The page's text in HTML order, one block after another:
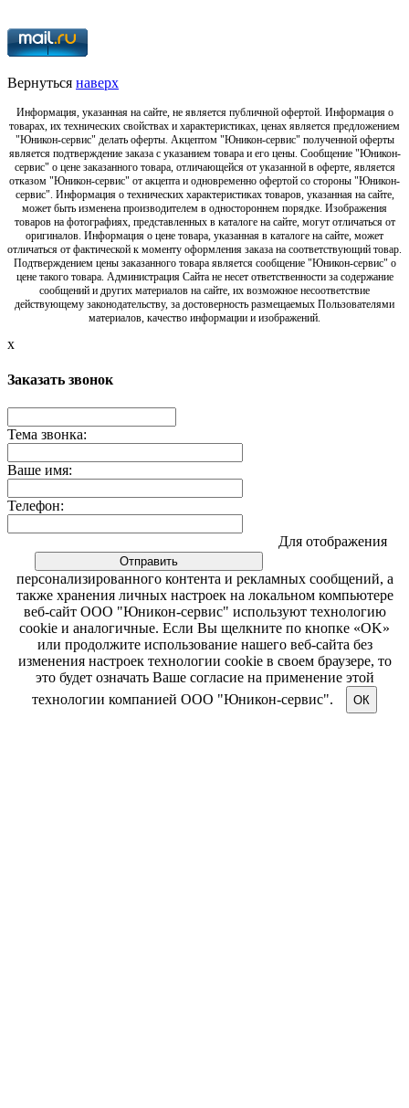
Вернуться наверх
Информация, указанная на сайте, не является публичной офертой. Информация о
товарах, их технических свойствах и характеристиках, ценах является предложением
"Юникон-сервис" делать оферты. Акцептом "Юникон-сервис" полученной оферты
является подтверждение заказа с указанием товара и его цены. Сообщение "Юникон-
сервис" о цене заказанного товара, отличающейся от указанной в оферте, является
отказом "Юникон-сервис" от акцепта и одновременно офертой со стороны "Юникон-
сервис". Информация о технических характеристиках товаров, указанная на сайте,
может быть изменена производителем в одностороннем порядке. Изображения
товаров на фотографиях, представленных в каталоге на сайте, могут отличаться от
оригиналов. Информация о цене товара, указанная в каталоге на сайте, может
отличаться от фактической к моменту оформления заказа на соответствующий товар.
Подтверждением цены заказанного товара является сообщение "Юникон-сервис" о
цене такого товара. Администрация Сайта не несет ответственности за содержание
сообщений и других материалов на сайте, их возможное несоответствие
действующему законодательству, за достоверность размещаемых Пользователями
материалов, качество информации и изображений.
x
Заказать звонок
Тема звонка:
Ваше имя:
Телефон:
Для отображения
персонализированного контента и рекламных сообщений, а
также хранения личных настроек на локальном компьютере
веб-сайт ООО "Юникон-сервис" используют технологию
cookie и аналогичные. Если Вы щелкните по кнопке «OK»
или продолжите использование нашего веб-сайта без
изменения настроек технологии cookie в своем браузере, то
это будет означать Ваше согласие на применение этой
технологии компанией ООО "Юникон-сервис".
ОК